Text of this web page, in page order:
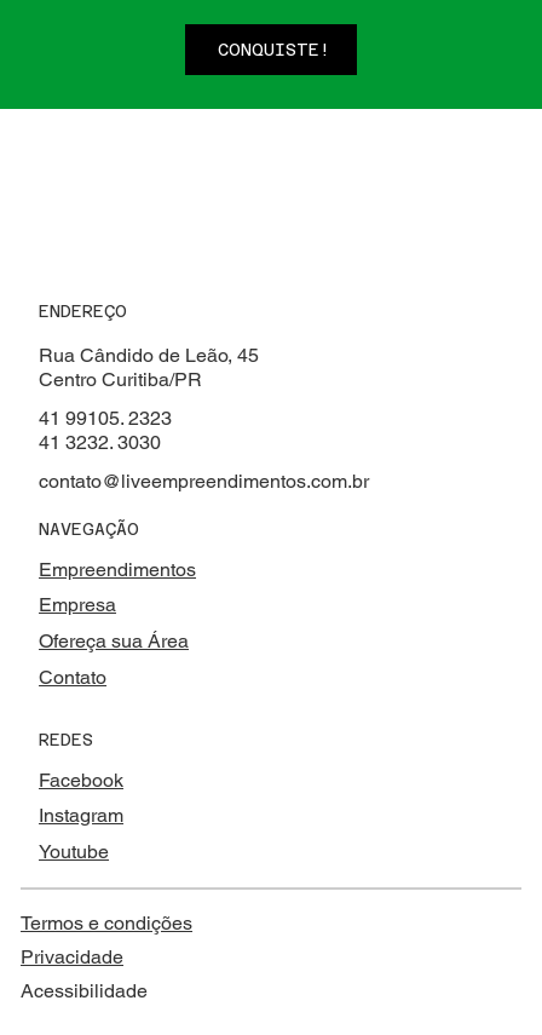
CONQUISTE!
ENDEREÇO
Rua Cândido de Leão, 45
Centro Curitiba/PR
41 99105. 2323
41 3232. 3030
contato@liveempreendimentos.com.br
NAVEGAÇÃO
Empreendimentos
Empresa
Ofereça sua Área
Contato
REDES
Facebook
Instagram
Youtube
Termos e condições
Privacidade
Acessibilidade